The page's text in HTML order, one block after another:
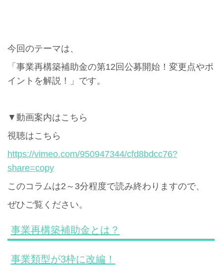
今回のテーマは、
「事業再構築補助金の第12回公募開始！変更点やポ
イントを解説！」です。
▼動画案内はこちら
視聴はこちら
https://vimeo.com/950947344/cfd8bdcc76?
share=copy
このコラムは2～3分程度で読み終わりますので、
ぜひご覧ください。
事業再構築補助金とは？
事業類型が3枠に改編！